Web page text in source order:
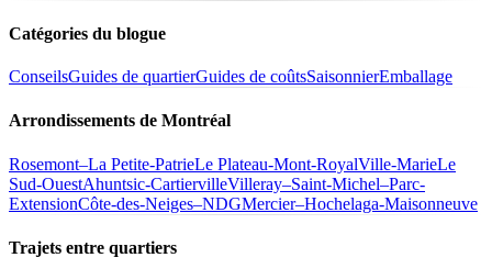
Catégories du blogue
ConseilsGuides de quartierGuides de coûtsSaisonnierEmballage
Arrondissements de Montréal
Rosemont–La Petite-PatrieLe Plateau-Mont-RoyalVille-MarieLe
Sud-OuestAhuntsic-CartiervilleVilleray–Saint-Michel–Parc-
ExtensionCôte-des-Neiges–NDGMercier–Hochelaga-Maisonneuve
Trajets entre quartiers